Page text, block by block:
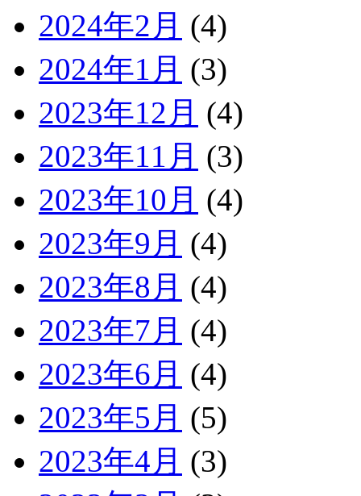
2024年2月 (4)
2024年1月 (3)
2023年12月 (4)
2023年11月 (3)
2023年10月 (4)
2023年9月 (4)
2023年8月 (4)
2023年7月 (4)
2023年6月 (4)
2023年5月 (5)
2023年4月 (3)